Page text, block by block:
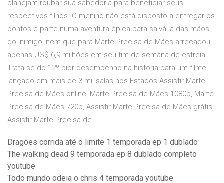
planejam roubar sua sabedoria para beneficiar seus
respectivos filhos. O menino não está disposto a entregar os
pontos e parte numa aventura épica para salvá-la das mãos
do inimigo, nem que para Marte Precisa de Mães arrecadou
apenas US$ 6,9 milhões em seu fim de semana de estreia.
Trata-se do 12º pior desempenho na história para um filme
lançado em mais de 3 mil salas nos Estados Assistir Marte
Precisa de Mães online, Marte Precisa de Mães 1080p, Marte
Precisa de Mães 720p, Assistir Marte Precisa de Mães grátis,
Assistir Marte Precisa de
Dragões corrida até o limite 1 temporada ep 1 dublado
The walking dead 9 temporada ep 8 dublado completo
youtube
Todo mundo odeia o chris 4 temporada youtube